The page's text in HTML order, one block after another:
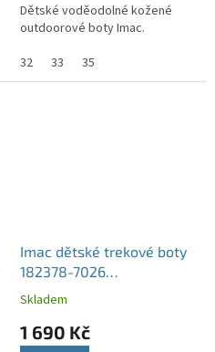
Dětské voděodolné kožené
outdoorové boty Imac.
32
33 35
Imac dětské trekové boty
182378-7026
Azzuro/Giallo
Skladem
1 690 Kč